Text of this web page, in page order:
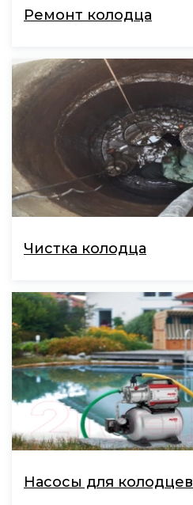
Ремонт колодца
Чистка колодца
Насосы для колодцев